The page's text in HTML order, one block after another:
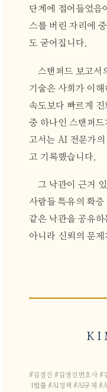
단계에 접어들었음
스를 버린 자리에
도 굳어집니다.
스탠퍼드 보고서
기술은 사회가 이
속도보다 빠르게
중 하나인 스탠퍼
고서는 AI 전문가의
고 기록했습니다.
그 낙관이 근거
사람들 특유의 확증
같은 낙관을 공유
아니라 신뢰의 문제
#김경진 #김경진변호사 #
I법률 #AI정책 #AI규제